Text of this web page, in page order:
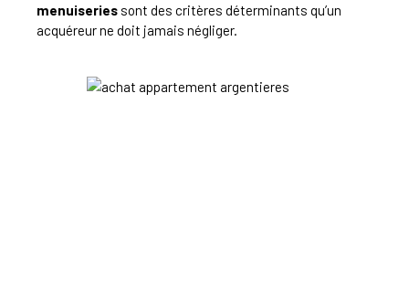
menuiseries sont des critères déterminants qu’un
acquéreur ne doit jamais négliger.